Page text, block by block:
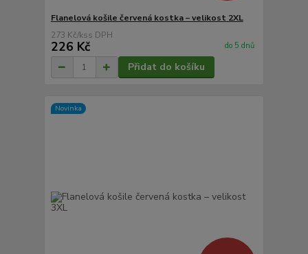
Flanelová košile červená kostka – velikost 2XL
273 Kč/ks
226 Kč do 5 dnů
Přidat do košíku
Novinka